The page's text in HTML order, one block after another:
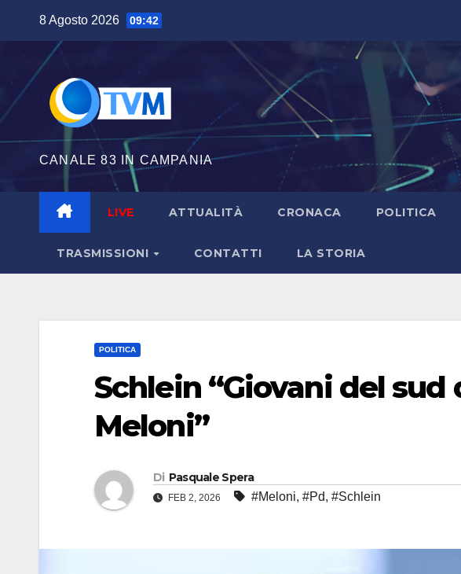
contenuto
8 Agosto 2026 09:42
CANALE 83 IN CAMPANIA
LIVE ATTUALITÀ CRONACA POLITICA
TRASMISSIONI CONTATTI LA STORIA
POLITICA
Schlein “Giovani del
Meloni”
Di Pasquale Spera
FEB 2, 2026 #Meloni, #Pd, #Schlein